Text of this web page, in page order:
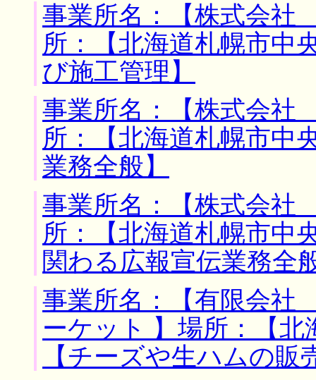
事業所名：【株式会
所：【北海道札幌市中
び施工管理】
事業所名：【株式会
所：【北海道札幌市中
業務全般】
事業所名：【株式会
所：【北海道札幌市中
関わる広報宣伝業務全
事業所名：【有限会
ーケット 】場所：【
【チーズや生ハムの販